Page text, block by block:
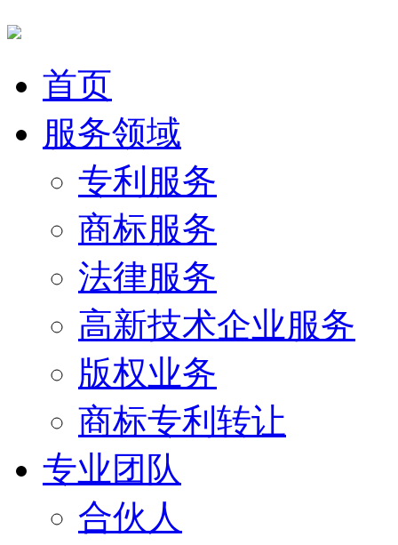
首页
服务领域
专利服务
商标服务
法律服务
高新技术企业服务
版权业务
商标专利转让
专业团队
合伙人